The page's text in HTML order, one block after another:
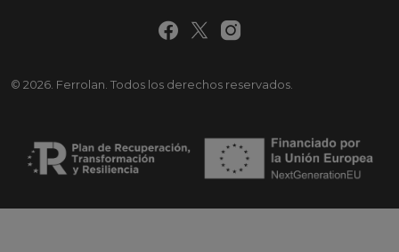
© 2026. Ferrolan. Todos los derechos reservados.